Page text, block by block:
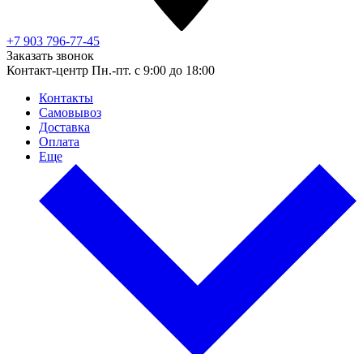
+7 903 796-77-45
Заказать звонок
Контакт-центр Пн.-пт. с 9:00 до 18:00
Контакты
Самовывоз
Доставка
Оплата
Еще